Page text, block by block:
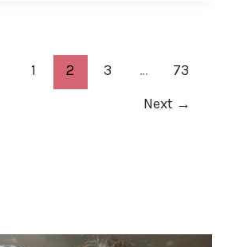
1 2 3 …
73
Next →